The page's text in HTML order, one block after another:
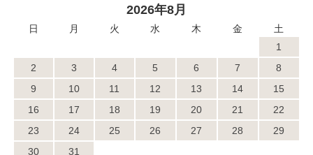
2026年8月
日 月 火 水 木 金
土
1
2
3 4 5 6 7
8
9
10 11 12 13 14
15
16
17 18 19 20 21
22
23
24 25 26 27 28
29
30
31